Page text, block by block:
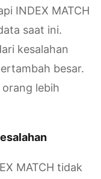
INDEX MATCH
saat ini.
kesalahan
besar.
lebih
MATCH tidak